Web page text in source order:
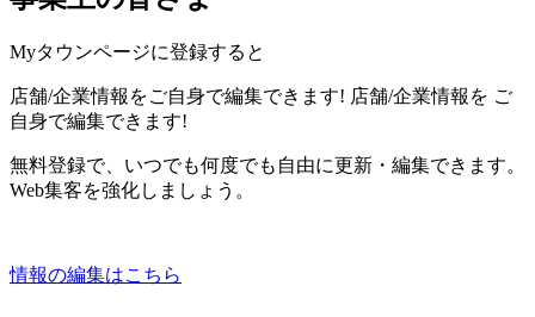
Myタウンページに登録すると
店舗/企業情報をご自身で編集できます! 店舗/企業情報を ご
自身で編集できます!
無料登録で、いつでも何度でも自由に更新・編集できます。
Web集客を強化しましょう。
情報の編集はこちら